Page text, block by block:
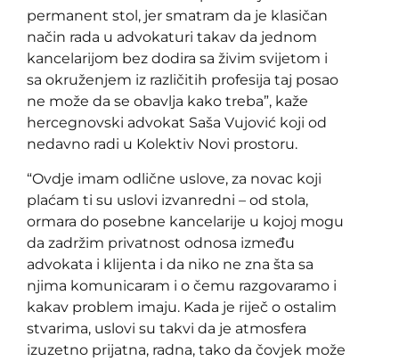
permanent stol, jer smatram da je klasičan
način rada u advokaturi takav da jednom
kancelarijom bez dodira sa živim svijetom i
sa okruženjem iz različitih profesija taj posao
ne može da se obavlja kako treba”, kaže
hercegnovski advokat Saša Vujović koji od
nedavno radi u Kolektiv Novi prostoru.
“Ovdje imam odlične uslove, za novac koji
plaćam ti su uslovi izvanredni – od stola,
ormara do posebne kancelarije u kojoj mogu
da zadržim privatnost odnosa između
advokata i klijenta i da niko ne zna šta sa
njima komunicaram i o čemu razgovaramo i
kakav problem imaju. Kada je riječ o ostalim
stvarima, uslovi su takvi da je atmosfera
izuzetno prijatna, radna, tako da čovjek može